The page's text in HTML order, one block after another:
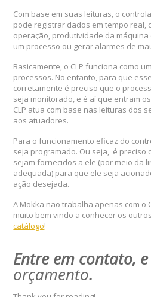
Com base em suas leituras, o
pode registrar dados em tempo real,
operação, produtividade da
um processo ou gerar alarmes de
Basicamente, o CLP funciona como
processos. No entanto, para que
corretamente é preciso que o
seja monitorado, e é aí que entram
CLP atua com base nas leituras dos
aos atuadores.
Para o funcionamento eficaz do
seja programado. Ou seja, é preciso
sejam fornecidos a ele (por meio da
adequada) para que ele seja
ação desejada.
A Mokka não trabalha apenas com o
muito bem vindo a conhecer os
catálogo!
Entre em contato,
orçamento.